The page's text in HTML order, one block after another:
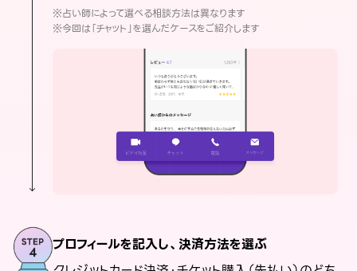
※占い師によって選べる相談方法は異なります
※今回は「チャット」を選んだケースをご紹介します
プロフィールを記入し、決済方法を選ぶ